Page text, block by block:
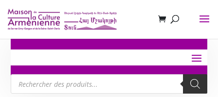
Recherche
de
produits